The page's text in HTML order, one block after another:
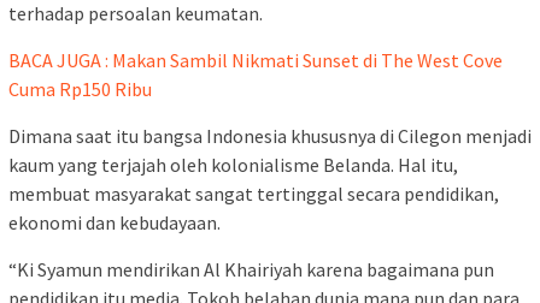
terhadap persoalan keumatan.
BACA JUGA : Makan Sambil Nikmati Sunset di The West Cove
Cuma Rp150 Ribu
Dimana saat itu bangsa Indonesia khususnya di Cilegon menjadi
kaum yang terjajah oleh kolonialisme Belanda. Hal itu,
membuat masyarakat sangat tertinggal secara pendidikan,
ekonomi dan kebudayaan.
“Ki Syamun mendirikan Al Khairiyah karena bagaimana pun